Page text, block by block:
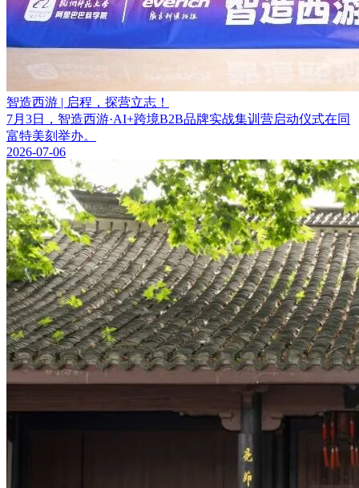
智造西游 | 启程，探营立志！
7月3日，智造西游·AI+跨境B2B品牌实战集训营启动仪式在同
富特美刻举办。
2026-07-06